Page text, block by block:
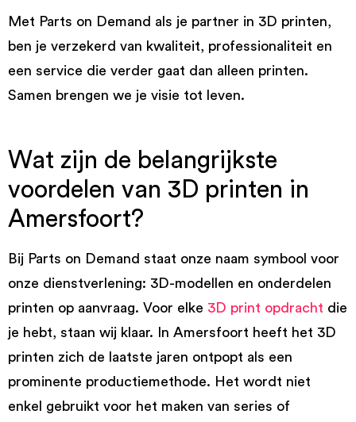
Met Parts on Demand als je partner in 3D printen,
ben je verzekerd van kwaliteit, professionaliteit en
een service die verder gaat dan alleen printen.
Samen brengen we je visie tot leven.
Wat zijn de belangrijkste
voordelen van 3D printen in
Amersfoort?
Bij Parts on Demand staat onze naam symbool voor
onze dienstverlening: 3D-modellen en onderdelen
printen op aanvraag. Voor elke 3D print opdracht die
je hebt, staan wij klaar. In Amersfoort heeft het 3D
printen zich de laatste jaren ontpopt als een
prominente productiemethode. Het wordt niet
enkel gebruikt voor het maken van series of